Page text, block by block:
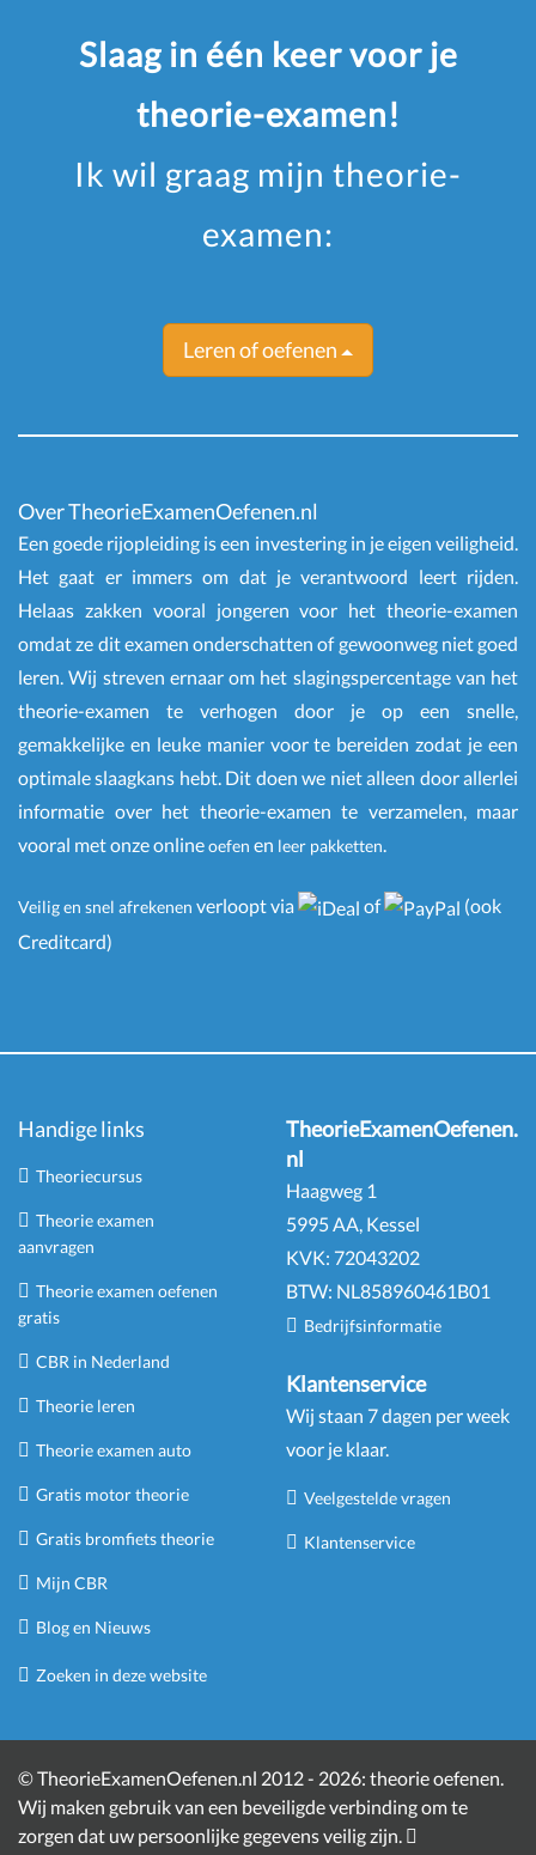
Slaag in één keer voor je
theorie-examen!
Ik wil graag mijn theorie-
examen:
Leren of oefenen
Over TheorieExamenOefenen.nl
Een goede rijopleiding is een investering in je eigen veiligheid.
Het gaat er immers om dat je verantwoord leert rijden.
Helaas zakken vooral jongeren voor het theorie-examen
omdat ze dit examen onderschatten of gewoonweg niet goed
leren. Wij streven ernaar om het slagingspercentage van het
theorie-examen te verhogen door je op een snelle,
gemakkelijke en leuke manier voor te bereiden zodat je een
optimale slaagkans hebt. Dit doen we niet alleen door allerlei
informatie over het theorie-examen te verzamelen, maar
vooral met onze onlineoefen en leer pakketten.
Veilig en snel afrekenen verloopt via of
(ook
Creditcard)
Handige links
Theoriecursus
Theorie examen
aanvragen
Theorie examen oefenen
gratis
CBR in Nederland
Theorie leren
Theorie examen auto
Gratis motor theorie
Gratis bromfiets theorie
Mijn CBR
Blog en Nieuws
Zoeken in deze website
TheorieExamenOefenen.
nl
Haagweg 1
5995 AA, Kessel
KVK: 72043202
BTW: NL858960461B01
Bedrijfsinformatie
Klantenservice
Wij staan 7 dagen per week
voor je klaar.
Veelgestelde vragen
Klantenservice
©TheorieExamenOefenen.nl 2012 - 2026: theorie oefenen.
Wij maken gebruik van een beveiligde verbinding om te
zorgen dat uw persoonlijke gegevens veilig zijn.